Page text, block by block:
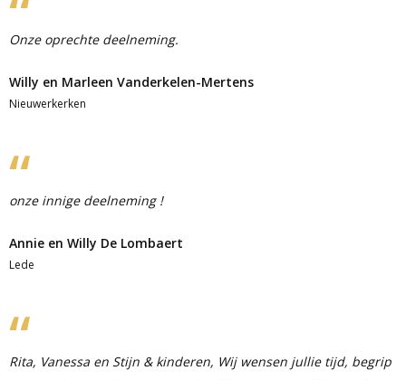
Onze oprechte deelneming.
Willy en Marleen Vanderkelen-Mertens
Nieuwerkerken
onze innige deelneming !
Annie en Willy De Lombaert
Lede
Rita, Vanessa en Stijn & kinderen, Wij wensen jullie tijd, begrip